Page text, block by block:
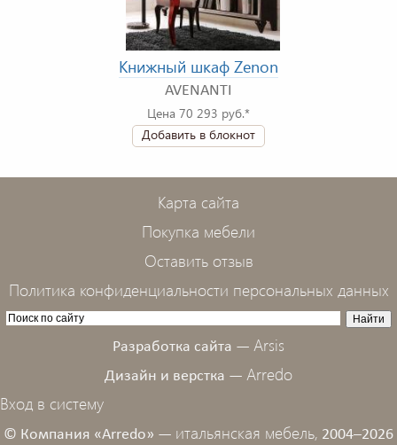
Книжный шкаф Zenon
AVENANTI
Цена 70 293 руб.*
Добавить в блокнот
Карта сайта
Покупка мебели
Оставить отзыв
Политика конфиденциальности персональных данных
Разработка сайта — Arsis
Дизайн и верстка — Arredo
Вход в систему
© Компания «Arredo» — итальянская мебель, 2004–2026